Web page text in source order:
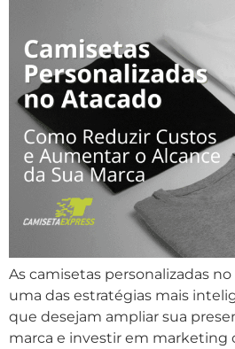
As camisetas personalizadas
uma das estratégias mais
que desejam ampliar sua
marca e investir em marketing